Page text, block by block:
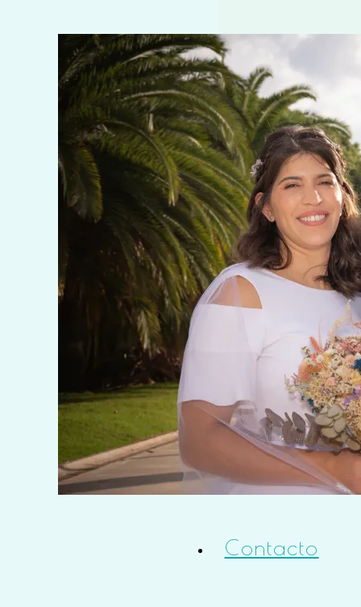
Tres
Eventos
Info útil
Contacto